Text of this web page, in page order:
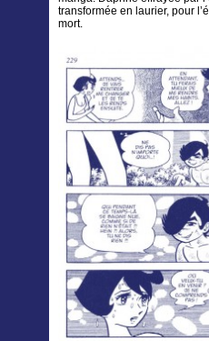
transformée en laurier, pour
mort.